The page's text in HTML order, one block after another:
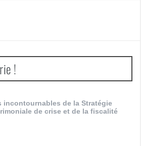
!
incontournables de la Stratégie
de crise et de la fiscalité